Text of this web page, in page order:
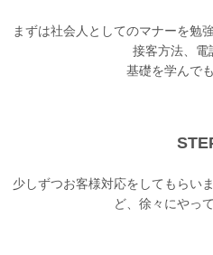
まずは社会人としてのマナーを勉
接客方法、電
基礎を学んで
少しずつお客様対応をしてもらい
ど、徐々にやっ